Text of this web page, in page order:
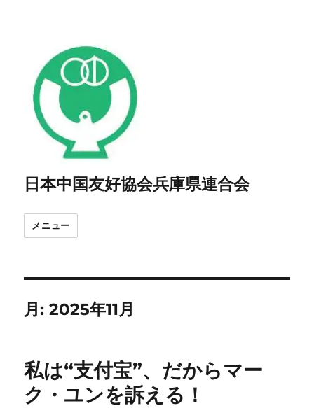
日本中国友好協会兵庫県連合会
メニュー
月:2025年11月
私は“支付宝”、だからマー
ク・ユンを訴える！